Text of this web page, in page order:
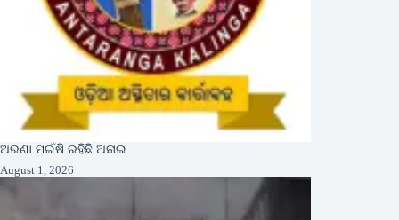
ଅରଣା ମଇଁଷି ରହିଛି ଅନାଇ
August 1, 2026